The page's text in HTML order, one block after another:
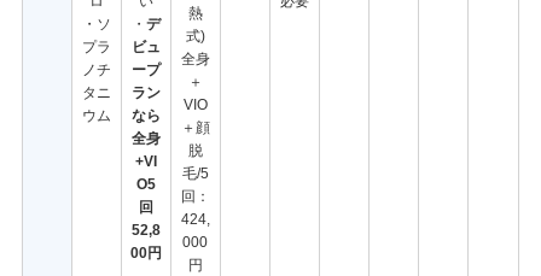
・ソ
プラ
ノチ
タニ
ウム
・ デ
ビュ
ープ
ラン
なら
全身
+VI
O5
回
52,8
00円
熱
式)
全身
＋
VIO
＋顔
脱
毛/5
回：
424,
000
円